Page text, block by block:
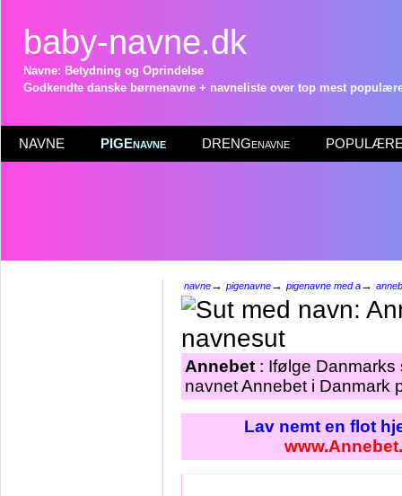
baby-navne.dk
Navne: Betydning og Oprindelse
Godkendte danske børnenavne + navneliste over top mest
NAVNE PIGEnavne DRENGenavne POPULÆRE
navne→ pigenavne→ pigenavne med a→
Annebet : Ifølge Danmarks
navnet Annebet i Danmark
Lav nemt en flot